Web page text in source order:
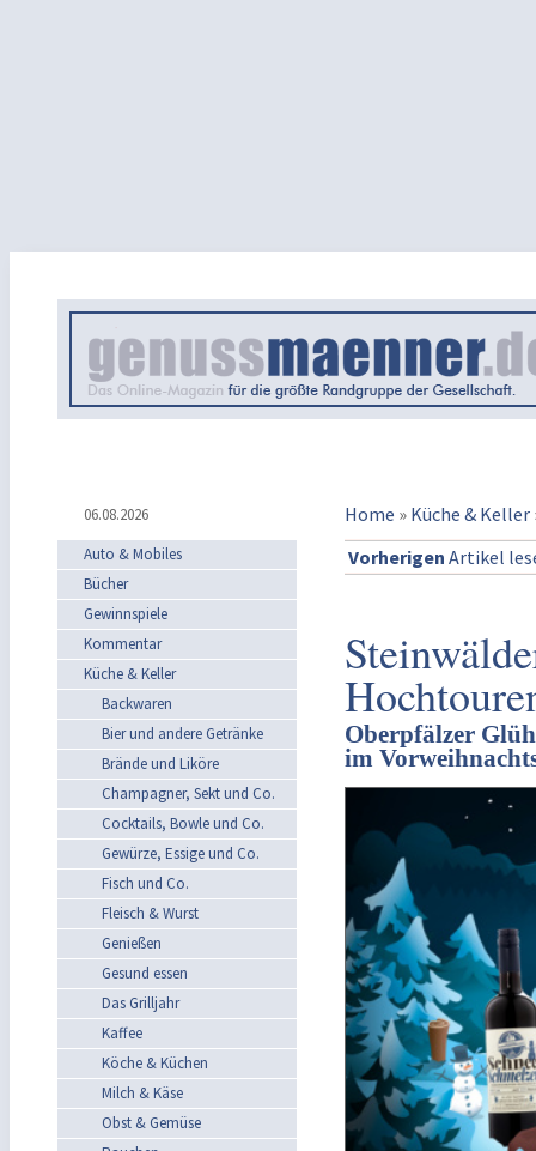
06.08.2026 Home » Küche & Keller
Auto & Mobiles
Bücher
Gewinnspiele
Kommentar
Küche & Keller
Backwaren
Bier und andere Getränke
Brände und Liköre
Champagner, Sekt und Co.
Cocktails, Bowle und Co.
Gewürze, Essige und Co.
Fisch und Co.
Fleisch & Wurst
Genießen
Gesund essen
Das Grilljahr
Kaffee
Köche & Küchen
Milch & Käse
Obst & Gemüse
Vorherigen Artikel
Oberpfälzer
im